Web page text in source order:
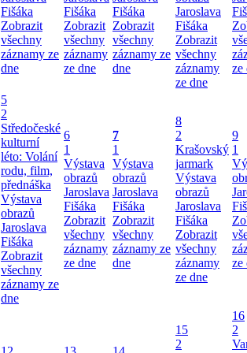
Fišáka
Zobrazit
všechny
záznamy ze
dne
Fišáka
Zobrazit
všechny
záznamy
ze dne
Fišáka
Zobrazit
všechny
záznamy ze
dne
Jaroslava
Fišáka
Zobrazit
všechny
záznamy
ze dne
ze
5
2
Středočeské
kulturní
léto: Volání
rodu, film,
přednáška
Výstava
obrazů
Jaroslava
Fišáka
Zobrazit
všechny
záznamy ze
dne
6
1
Výstava
obrazů
Jaroslava
Fišáka
Zobrazit
všechny
záznamy
ze dne
7
1
Výstava
obrazů
Jaroslava
Fišáka
Zobrazit
všechny
záznamy ze
dne
8
2
Krašovský
jarmark
Výstava
obrazů
Jaroslava
Fišáka
Zobrazit
všechny
záznamy
ze dne
9
1
ze
15
2
16
2